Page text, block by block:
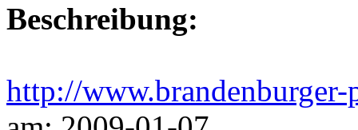
Beschreibung:
http://www.brandenburger-